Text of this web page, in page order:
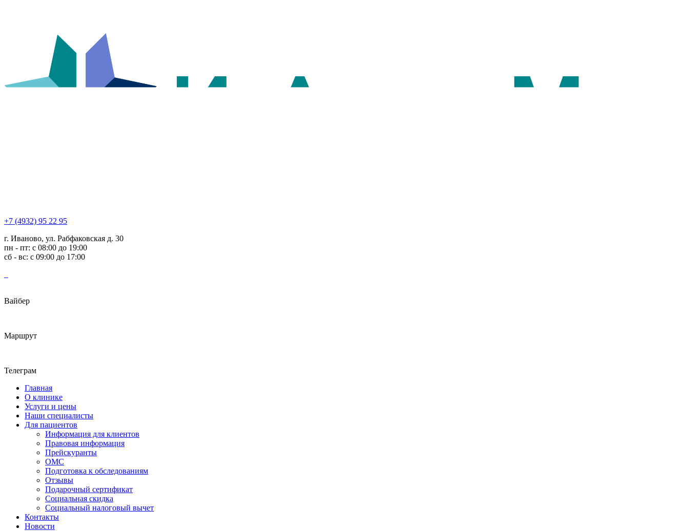
+7 (4932) 95 22 95
г. Иваново, ул. Рабфаковская д. 30
пн - пт: с 08:00 до 19:00
сб - вс: с 09:00 до 17:00
Вайбер
Маршрут
Телеграм
Главная
О клинике
Услуги и цены
Наши специалисты
Для пациентов
Информация для клиентов
Правовая информация
Прейскуранты
ОМС
Подготовка к обследованиям
Отзывы
Подарочный сертификат
Социальная скидка
Социальный налоговый вычет
Контакты
Новости